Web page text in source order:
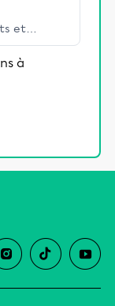
et
les élèves
à